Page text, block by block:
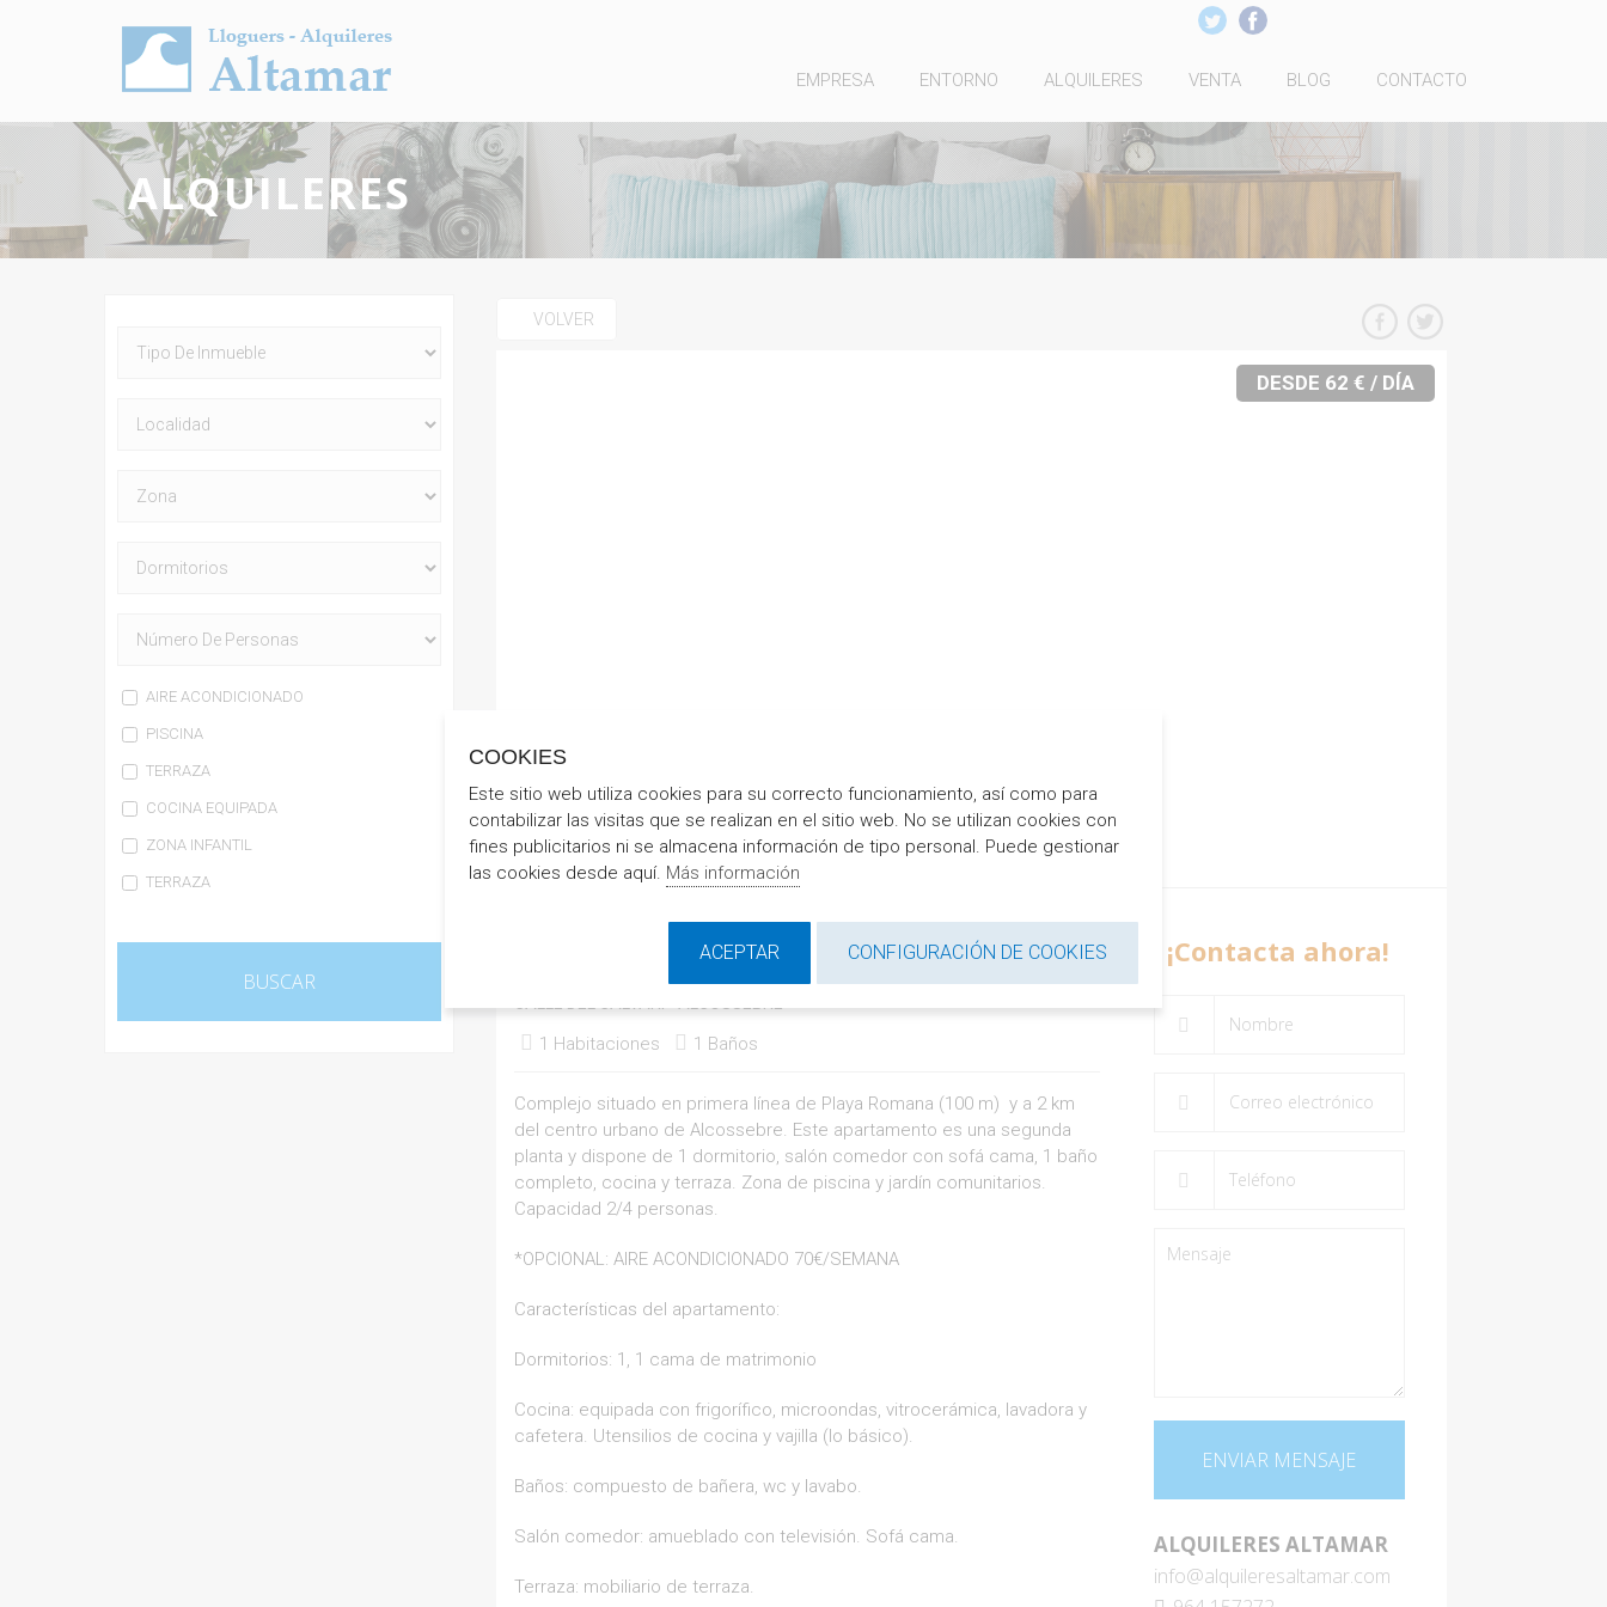
EMPRESA ENTORNO ALQUILERES VENTA BLOG CONTACTO
ALQUILERES
AIRE ACONDICIONADO
PISCINA
TERRAZA
COCINA EQUIPADA
ZONA INFANTIL
TERRAZA
VOLVER
DESDE 62 € / DÍA
Mapa Fotografias
APARTAMENTOS HABITAT
ALCOSSEBRE
1 Habitaciones 1 Baños
Complejo situado en primera línea de Playa Romana (100 m) y a 2 km
del centro urbano de Alcossebre. Este apartamento es una segunda
planta y dispone de 1 dormitorio, salón comedor con sofá cama, 1 baño
completo, cocina y terraza. Zona de piscina y jardín comunitarios.
Capacidad 2/4 personas.
*OPCIONAL: AIRE ACONDICIONADO 70€/SEMANA
Características del apartamento:
Dormitorios: 1, 1 cama de matrimonio
Cocina: equipada con frigorífico, microondas, vitrocerámica, lavadora y
cafetera. Utensilios de cocina y vajilla (lo básico).
Baños: compuesto de bañera, wc y lavabo.
Salón comedor: amueblado con televisión. Sofá cama.
Terraza: mobiliario de terraza.
¡Contacta ahora!
ALQUILERES ALTAMAR
info@alquileresaltamar.com
COOKIES
Este sitio web utiliza cookies para su correcto funcionamiento, así como para
contabilizar las visitas que se realizan en el sitio web. No se utilizan cookies con
fines publicitarios ni se almacena información de tipo personal. Puede gestionar
las cookies desde aquí. Más información
ACEPTAR CONFIGURACIÓN DE COOKIES